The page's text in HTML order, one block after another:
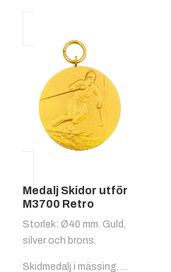
Medalj Skidor utför
M3700 Retro
Storlek: Ø40 mm. Guld,
silver och brons.
Skidmedalj i mässing. ...